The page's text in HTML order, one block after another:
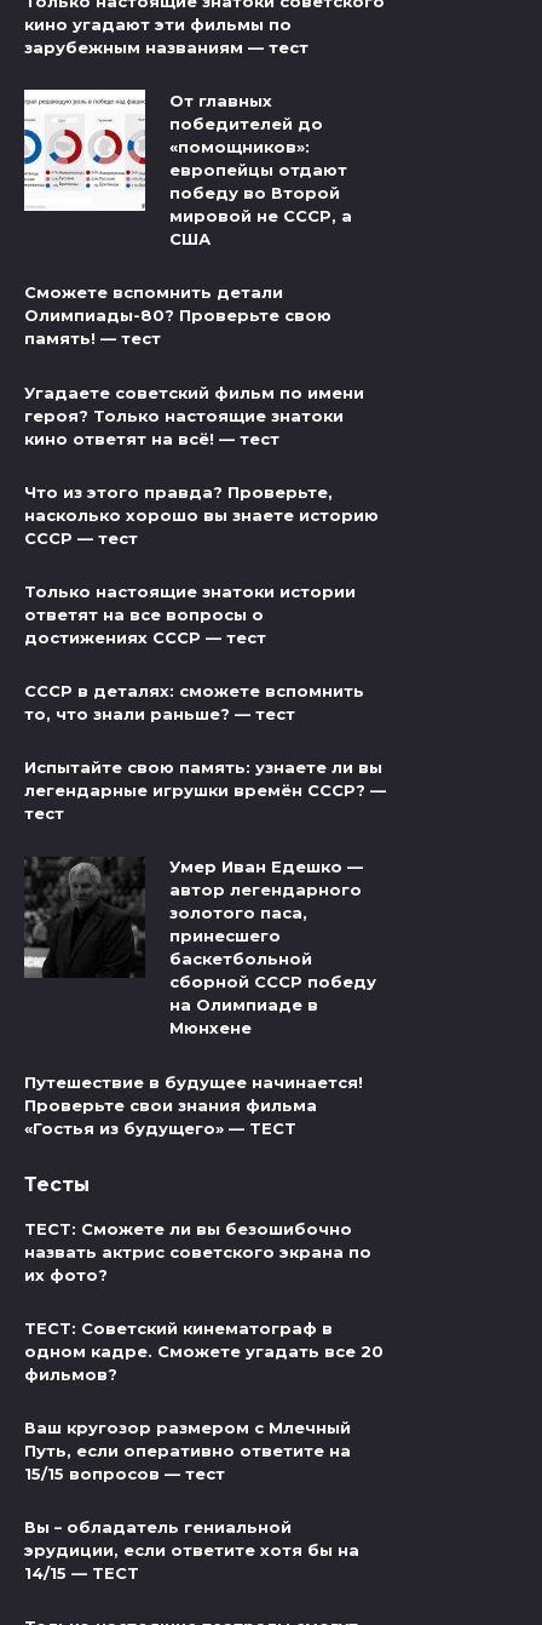
кино угадают эти фильмы по
зарубежным названиям — тест
От главных
победителей до
«помощников»:
европейцы отдают
победу во Второй
мировой не СССР, а
США
Сможете вспомнить детали
Олимпиады-80? Проверьте свою
память! — тест
Угадаете советский фильм по имени
героя? Только настоящие знатоки
кино ответят на всё! — тест
Что из этого правда? Проверьте,
насколько хорошо вы знаете историю
СССР — тест
Только настоящие знатоки истории
ответят на все вопросы о
достижениях СССР — тест
СССР в деталях: сможете вспомнить
то, что знали раньше? — тест
Испытайте свою память: узнаете ли вы
легендарные игрушки времён СССР? —
тест
Умер Иван Едешко —
автор легендарного
золотого паса,
принесшего
баскетбольной
сборной СССР победу
на Олимпиаде в
Мюнхене
Путешествие в будущее начинается!
Проверьте свои знания фильма
«Гостья из будущего» — ТЕСТ
Тесты
ТЕСТ: Сможете ли вы безошибочно
назвать актрис советского экрана по
их фото?
ТЕСТ: Советский кинематограф в
одном кадре. Сможете угадать все 20
фильмов?
Ваш кругозор размером с Млечный
Путь, если оперативно ответите на
15/15 вопросов — тест
Вы – обладатель гениальной
эрудиции, если ответите хотя бы на
14/15 — ТЕСТ